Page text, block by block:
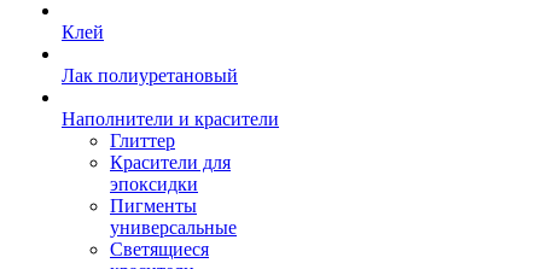
Клей
Лак полиуретановый
Наполнители и красители
Глиттер
Красители для
эпоксидки
Пигменты
универсальные
Светящиеся